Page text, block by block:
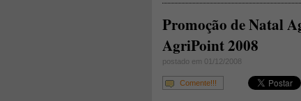
Promoção de Natal
AgriPoint 2008
postado em 01/12/2008
Comente!!!